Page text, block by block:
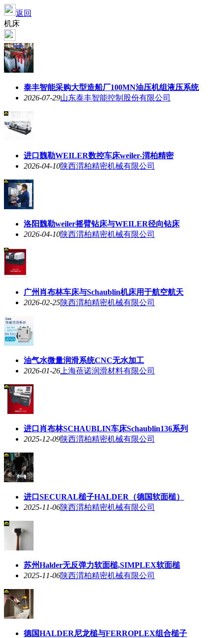
返回
机床
泰丰智能采购大型造船厂100MN油压机组液压系统
2026-07-29山东泰丰智能控制股份有限公司
进口魏勒WEILER数控车床weiler-渭柏精密
2026-04-10陕西渭柏精密机械有限公司
洛阳魏勒weiler摇臂钻床与WEILER径向钻床
2026-04-10陕西渭柏精密机械有限公司
广州肖布林车床与Schaublin机床用于航空航天
2026-02-25陕西渭柏精密机械有限公司
油气水微量润滑系统CNC无水加工
2026-01-26 上海蓓诺润滑材料有限公司
进口肖布林SCHAUBLIN车床Schaublin136系列
2025-12-09陕西渭柏精密机械有限公司
进口SECURAL槌子HALDER（德国软面槌）
2025-11-06陕西渭柏精密机械有限公司
苏州Halder无反弹力软面槌,SIMPLEX软面槌
2025-11-06陕西渭柏精密机械有限公司
德国HALDER尼龙槌与FERROPLEX组合槌子